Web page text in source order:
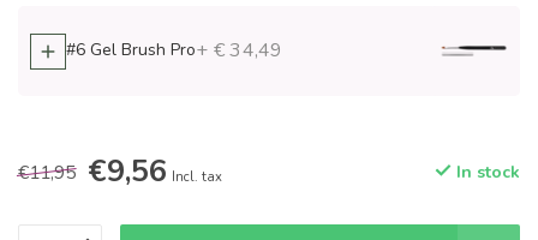
#6 Gel Brush Pro+ € 34,49
€11,95 €9,56 Incl. tax In stock